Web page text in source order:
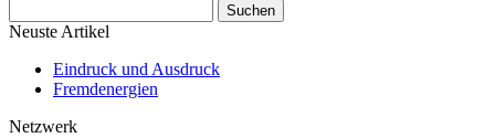
nach:
Neuste Artikel
Eindruck und Ausdruck
Fremdenergien
Netzwerk